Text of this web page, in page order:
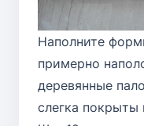
Наполните
примерно
деревянные
слегка покрыты